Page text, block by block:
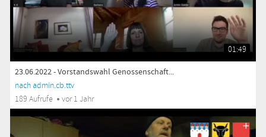
01:49
23.06.2022 - Vorstandswahl Genossenschaft...
nach admin.cb.ttv
189 Aufrufe
vor 1 Jahr